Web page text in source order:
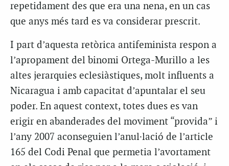
repetidament des que era una nena, en un cas
que anys més tard es va considerar prescrit.
I part d’aquesta retòrica antifeminista respon a
l’apropament del binomi Ortega-Murillo a les
altes jerarquies eclesiàstiques, molt influents a
Nicaragua i amb capacitat d’apuntalar el seu
poder. En aquest context, totes dues es van
erigir en abanderades del moviment “provida” i
l’any 2007 aconseguien l’anul·lació de l’article
165 del Codi Penal que permetia l’avortament